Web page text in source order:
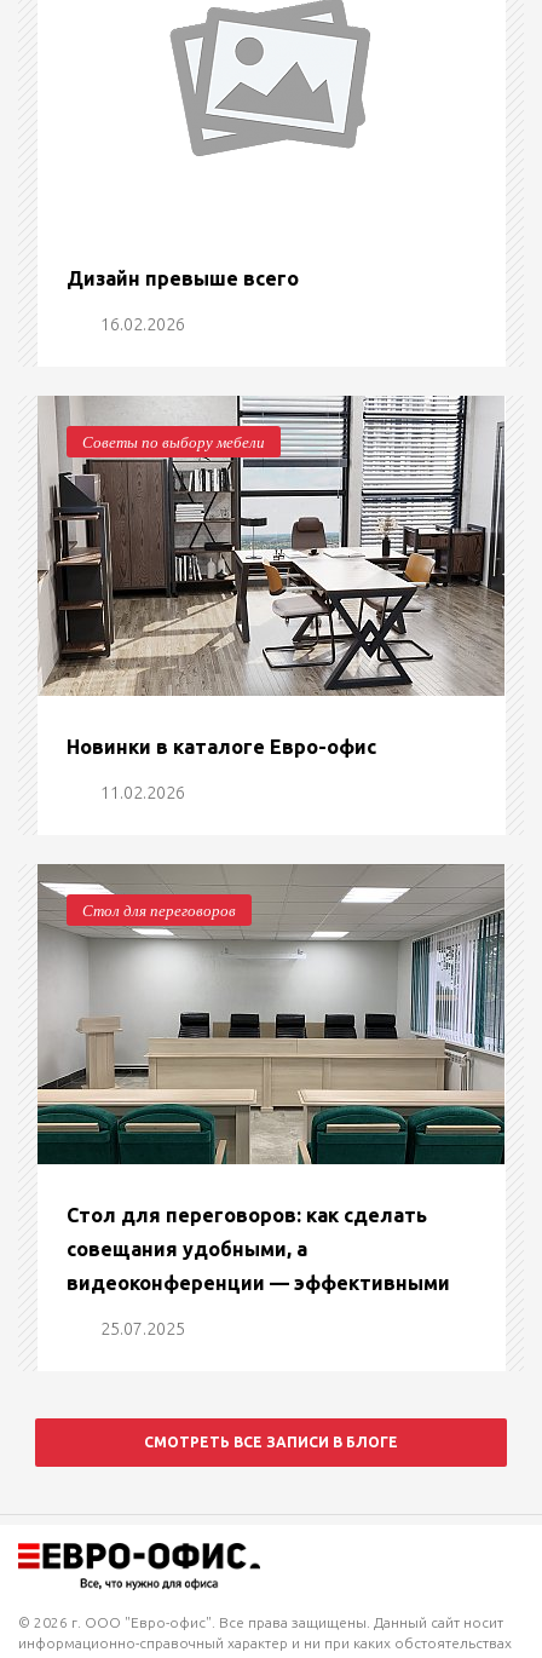
Дизайн превыше всего
16.02.2026
Советы по выбору мебели
Новинки в каталоге Евро-офис
11.02.2026
Стол для переговоров
Стол для переговоров: как сделать
совещания удобными, а
видеоконференции — эффективными
25.07.2025
СМОТРЕТЬ ВСЕ ЗАПИСИ В БЛОГЕ
© 2026 г. ООО "Евро-офис". Все права защищены. Данный сайт носит
информационно-справочный характер и ни при каких обстоятельствах